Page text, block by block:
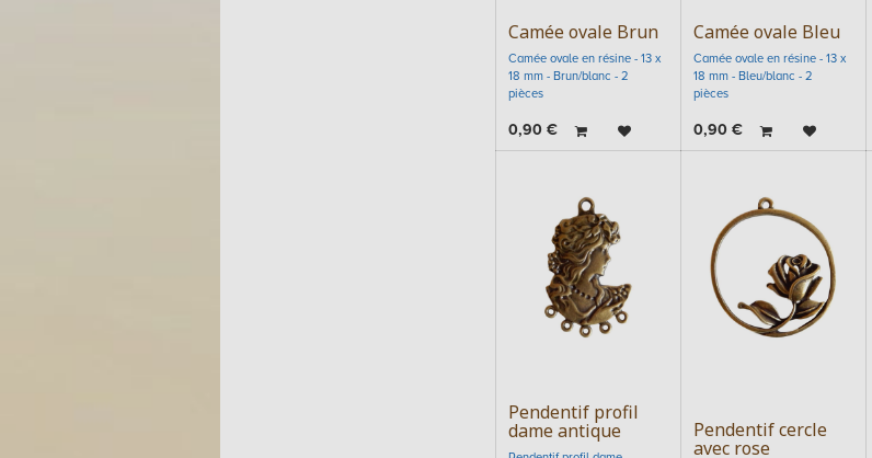
Camée ovale Brun
Camée ovale en résine - 13 x
18 mm - Brun/blanc - 2
pièces
0,90€
Camée ovale Bleu
Camée ovale en résine - 13 x
18 mm - Bleu/blanc - 2
pièces
0,90€
Pendentif profil
dame antique Pendentif cercle
avec rose